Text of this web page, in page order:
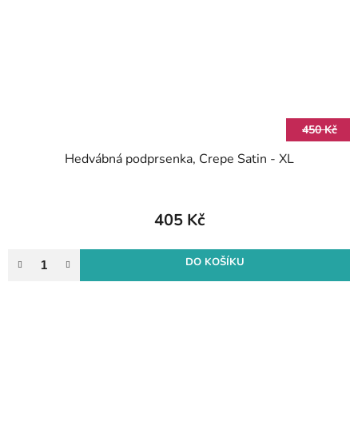
450 Kč
Hedvábná podprsenka, Crepe Satin - XL
405 Kč
DO KOŠÍKU